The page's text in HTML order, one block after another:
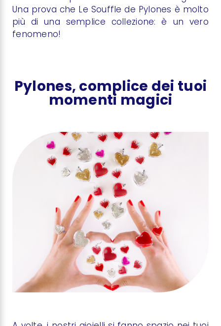
Una prova che Le Souffle de Pylones è molto
più di una semplice collezione: è un vero
fenomeno!
Pylones, complice dei tuoi
momenti magici